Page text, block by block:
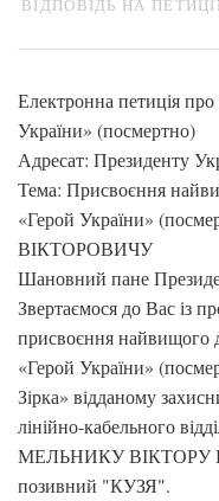
ВІДПОВІДЬ НА
Електронна петиція
України» (посмертно)
Адресат: Президенту
Тема: Присвоєння
«Герой України»
ВІКТОРОВИЧУ
Шановний пане
Звертаємося до Вас із
присвоєння найвищого
«Герой України»
Зірка» відданому
лінійно-кабельного
МЕЛЬНИКУ ВІКТОРУ
позивний "КУЗЯ".